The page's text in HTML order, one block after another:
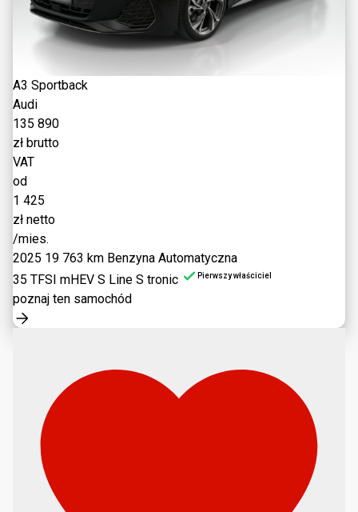
A3 Sportback
Audi
135 890
zł brutto
VAT
od
1 425
zł netto
/mies.
2025 19 763 km Benzyna Automatyczna
35 TFSI mHEV S Line S tronic
Pierwszy właściciel
poznaj ten samochód